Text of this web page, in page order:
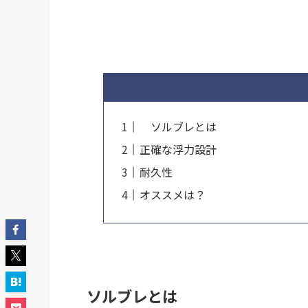
ソルブレとは
正確な浮力設計
耐久性
オススメは？
ソルブレとは